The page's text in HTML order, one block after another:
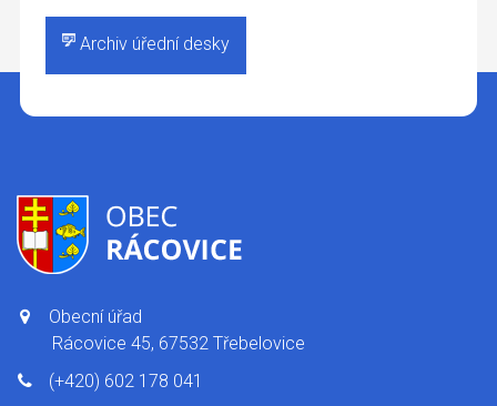
Archiv úřední desky
Obecní úřad
Rácovice 45, 67532 Třebelovice
(+420) 602 178 041